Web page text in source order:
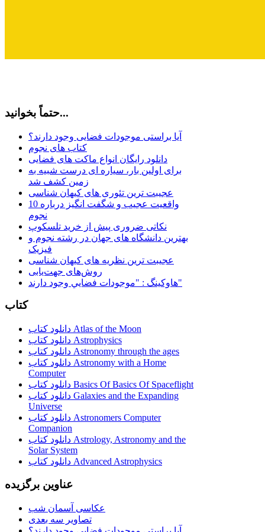
حتماً بخوانید...
آیا براستی موجودات فضایی وجود دارند؟
کتاب های نجوم
دانلود رایگان انواع ماکت های فضایی
برای اولین بار، سیاره ای درست شبیه به
زمین کشف شد
عجیبت ترین تئوری های کیهان شناسی
10 واقعیت عجیب و شگفت انگیز درباره
نجوم
نکاتی ضروری پیش از خرید تلسکوپ
بهترین دانشگاه های جهان در رشته نجوم و
فیزیک
عجیبت ترین نظریه های کیهان شناسی
روش‌های جهت‌یابی
هاوكينگ : "موجودات فضايي وجود دارند"
کتاب
دانلود کتاب Atlas of the Moon
دانلود کتاب Astrophysics
دانلود کتاب Astronomy through the ages
دانلود کتاب Astronomy with a Home
Computer
دانلود کتاب Basics Of Basics Of Spaceflight
دانلود کتاب Galaxies and the Expanding
Universe
دانلود کتاب Astronomers Computer
Companion
دانلود کتاب Astrology, Astronomy and the
Solar System
دانلود کتاب Advanced Astrophysics
عناوین برگزیده
عکاسی آسمان شب
تصاویر سه بعدی